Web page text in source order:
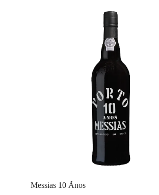
Messias 10 Ãnos